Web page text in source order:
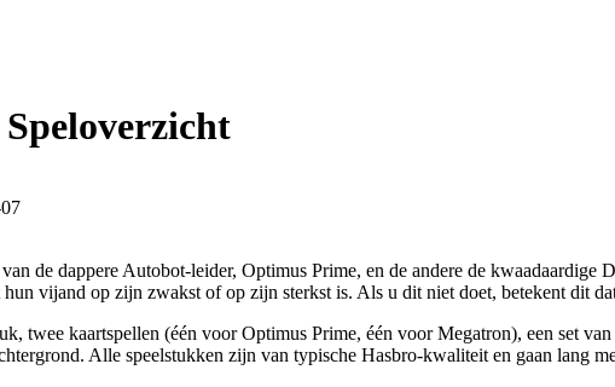
de dappere Autobot-leider, Optimus Prime, en de andere de kwaadaardige
vijand op zijn zwakst of op zijn sterkst is. Als u dit niet doet, betekent dit
twee kaartspellen (één voor Optimus Prime, één voor Megatron), een set
Alle speelstukken zijn van typische Hasbro-kwaliteit en gaan lang